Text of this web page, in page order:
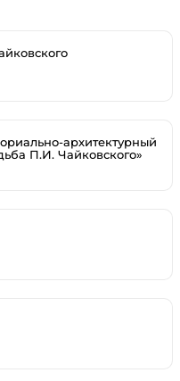
архитектурный
П.И. Чайковского»